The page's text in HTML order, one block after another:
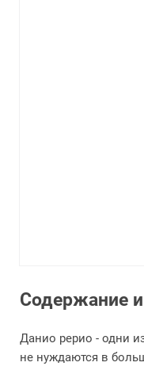
Содержание
Данио рерио - одни
не нуждаются в